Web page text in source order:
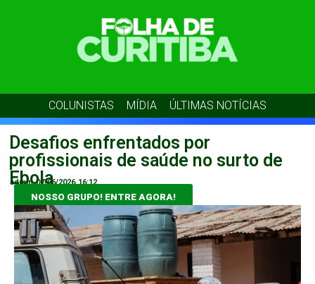
COLUNISTAS MÍDIA ÚLTIMAS NOTÍCIAS
Desafios enfrentados por
profissionais de saúde no surto de
Ebola
admin 07/06/2026 16:12
NOSSO GRUPO! ENTRE AGORA!